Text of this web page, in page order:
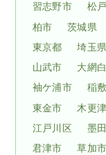
習志野市
松
柏市
茨城県
東京都
埼玉
山武市
大網
袖ケ浦市
稲
東金市
木更津
江戸川区
墨
君津市
草加市